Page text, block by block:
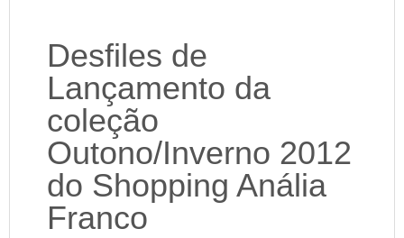
Desfiles de
Lançamento da
coleção
Outono/Inverno 2012
do Shopping Anália
Franco